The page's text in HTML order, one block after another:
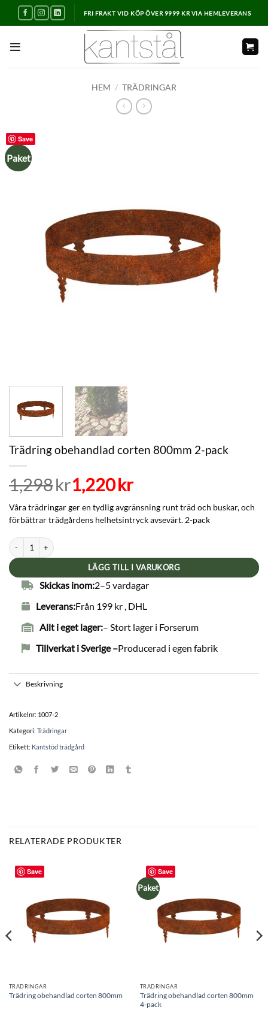
FRI FRAKT VID KÖP ÖVER 9999 KR VIA HEMLEVERANS
HEM / TRÄDRINGAR
Save
Paket
Trädring obehandlad corten 800mm 2-pack
1,298kr
Det
ursprungliga
priset
var:
1,298kr.
1,220kr
Det
nuvarande
priset
är:
1,220kr.
Våra trädringar ger en tydlig avgränsning runt träd och buskar, och
förbättrar trädgårdens helhetsintryck avsevärt. 2-pack
Trädring obehandlad corten 800mm 2-pack mängd
LÄGG TILL I VARUKORG
Skickas inom:2–5 vardagar
Leverans:Från 199 kr , DHL
Allt i eget lager:– Stort lager i Forserum
Tillverkat i Sverige –Producerad i egen fabrik
Beskrivning
Artikelnr: 1007-2
Kategori: Trädringar
Etikett: Kantstöd trädgård
RELATERADE PRODUKTER
Save
TRÄDRINGAR
Trädring obehandlad corten 800mm
Save
Paket
TRÄDRINGAR
Trädring obehandlad corten 800mm
4-pack